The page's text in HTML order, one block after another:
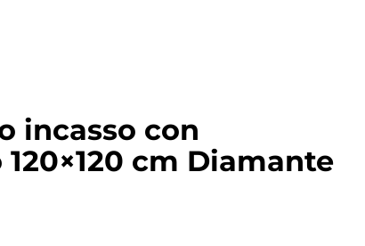
incasso con
cm Diamante